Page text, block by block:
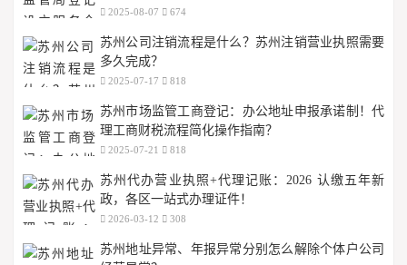
2025-08-07 674
苏州公司注销流程是什么？苏州注销营业执照需要
多久完成？
2025-07-17 818
苏州市场监管工商登记：办公地址申报承诺制！代
理工商财税流程简化操作指南？
2025-07-21 818
苏州代办营业执照+代理记账：2026 认缴五年新
政，各区一站式办理证件！
2026-03-12 308
苏州地址异常、年报异常分别怎么解除个体户公司